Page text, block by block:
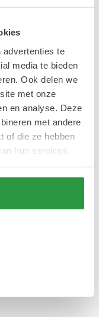
advertenties te
media te bieden
Ook delen we
met onze
en analyse. Deze
met andere
of die ze hebben
hun services.
De
je aan de
je zo bij de
in het gebouw
en een
en het is